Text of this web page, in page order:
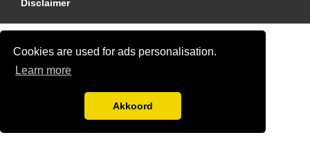
Cookies are used for ads personalisation.
Learn more
Akkoord
Disclaimer